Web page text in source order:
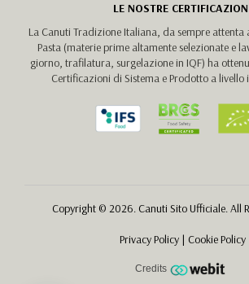
LE NOSTRE
La Canuti Tradizione Italiana, da sempre
Pasta (materie prime altamente selezionate e
giorno, trafilatura, surgelazione in IQF) ha
Certificazioni di Sistema e Prodotto a livello
Copyright © 2026. Canuti Sito Ufficiale. All
Privacy Policy| Cookie Policy
Credits